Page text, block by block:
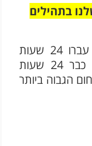
בתהילים
ניתן עדיין לברך על הפרשת חלה, גם אחרי האפייה. אם עדיין לא עברו 24 שעות
מהאפייה, כדאי לכוון שיופרש גם מה שנבלע בתנור. במידה ועברו כבר 24 שעות
הגבוה ביותר